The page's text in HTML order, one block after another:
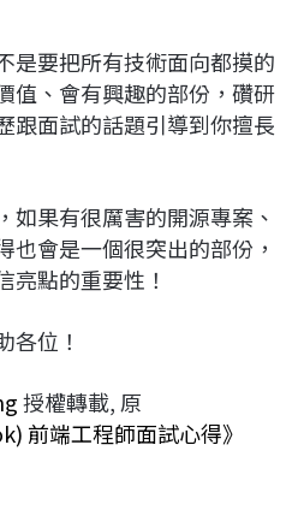
是要把所有技術面向都摸的
值、會有興趣的部份，礸研
跟面試的話題引導到你擅長
如果有很厲害的開源專案、
也會是一個很突出的部份，
亮點的重要性！
各位！
授權轉載, 原
前端工程師面試心得》